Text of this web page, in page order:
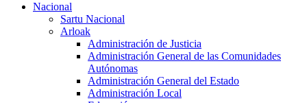
Nacional
Sartu Nacional
Arloak
Administración de Justicia
Administración General de las Comunidades
Autónomas
Administración General del Estado
Administración Local